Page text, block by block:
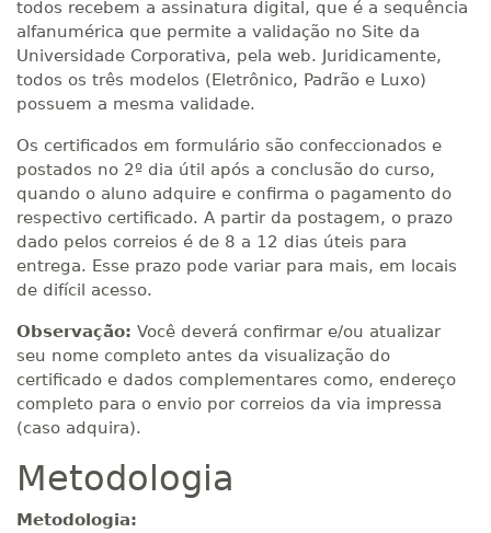
todos recebem a assinatura digital, que é a sequência
alfanumérica que permite a validação no Site da
Universidade Corporativa, pela web. Juridicamente,
todos os três modelos (Eletrônico, Padrão e Luxo)
possuem a mesma validade.
Os certificados em formulário são confeccionados e
postados no 2º dia útil após a conclusão do curso,
quando o aluno adquire e confirma o pagamento do
respectivo certificado. A partir da postagem, o prazo
dado pelos correios é de 8 a 12 dias úteis para
entrega. Esse prazo pode variar para mais, em locais
de difícil acesso.
Observação: Você deverá confirmar e/ou atualizar
seu nome completo antes da visualização do
certificado e dados complementares como, endereço
completo para o envio por correios da via impressa
(caso adquira).
Metodologia
Metodologia: